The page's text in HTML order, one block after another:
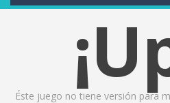
Éste juego no tiene versión para